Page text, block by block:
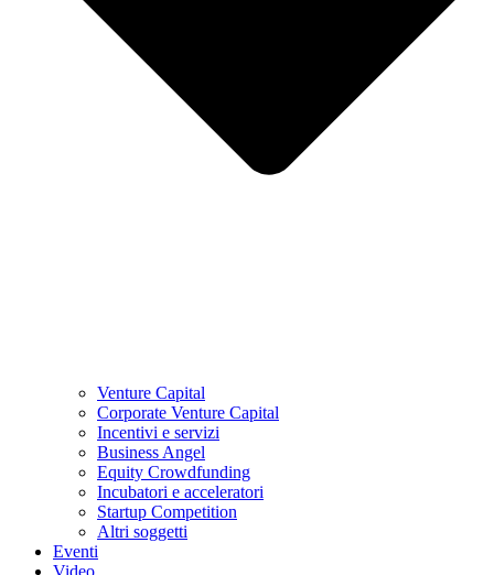
Venture Capital
Corporate Venture Capital
Incentivi e servizi
Business Angel
Equity Crowdfunding
Incubatori e acceleratori
Startup Competition
Altri soggetti
Eventi